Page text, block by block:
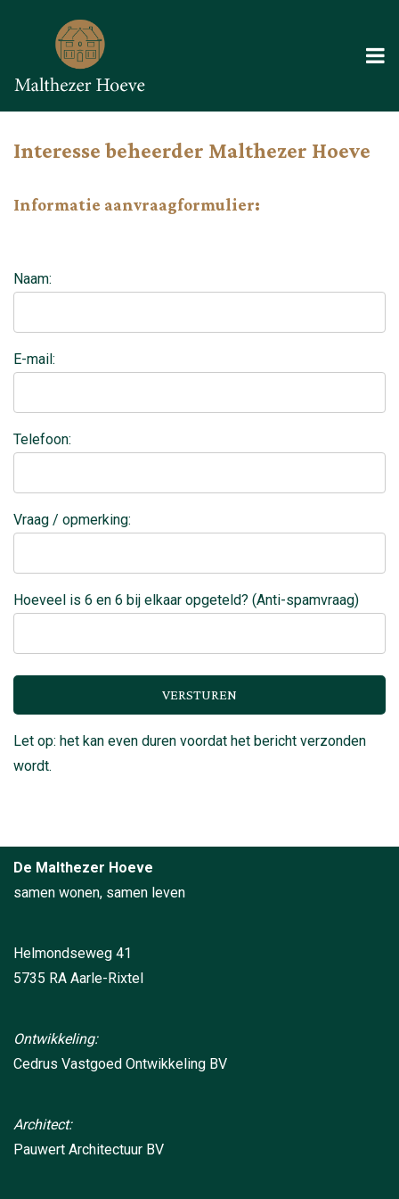
Interesse beheerder Malthezer Hoeve
Informatie aanvraagformulier:
Naam:
E-mail:
Telefoon:
Vraag / opmerking:
Hoeveel is 6 en 6 bij elkaar opgeteld? (Anti-spamvraag)
Let op: het kan even duren voordat het bericht verzonden
wordt.
De Malthezer Hoeve
samen wonen, samen leven
Helmondseweg 41
5735 RA Aarle-Rixtel
Ontwikkeling:
Cedrus Vastgoed Ontwikkeling BV
Architect:
Pauwert Architectuur BV